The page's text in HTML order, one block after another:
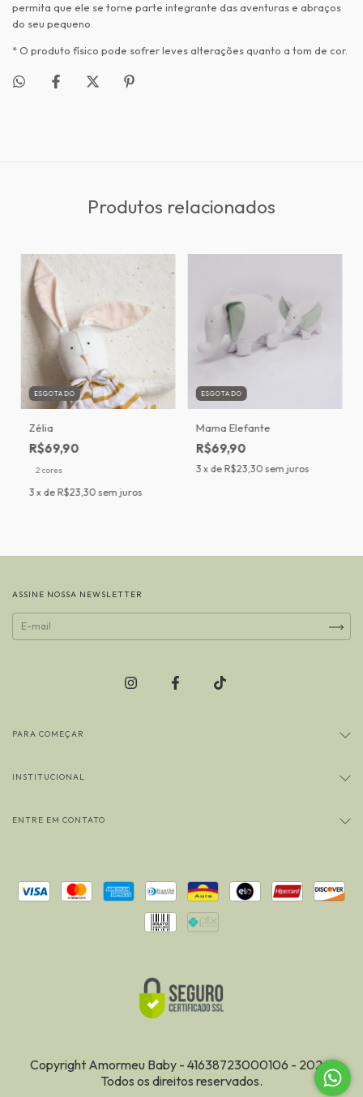
permita que ele se torne parte integrante das aventuras e abraços
do seu pequeno.
* O produto físico pode sofrer leves alterações quanto a tom de cor.
Produtos relacionados
ESGOTADO
Zélia
R$69,90
2 cores
3 x de R$23,30 sem juros
ESGOTADO
Mama Elefante
R$69,90
3 x de R$23,30 sem juros
ASSINE NOSSA NEWSLETTER
PARA COMEÇAR
INSTITUCIONAL
ENTRE EM CONTATO
Copyright Amormeu Baby - 41638723000106 - 2026.
Todos os direitos reservados.